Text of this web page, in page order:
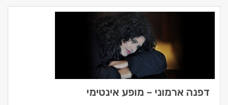
דפנה ארמוני – מופע אינטימי